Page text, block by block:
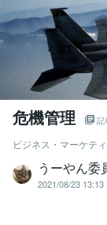
危機管理 記
ビジネス・マーケテ
うーやん委
2021/08/23 13:13